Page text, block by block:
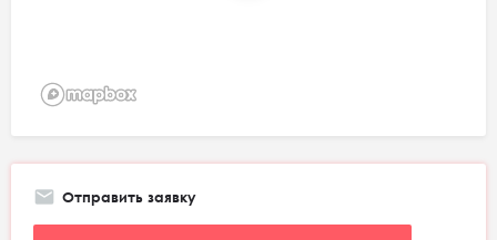
Отправить заявку